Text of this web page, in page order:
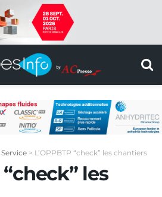
Service > L’OPPBTP “check” les chantiers
“check” les